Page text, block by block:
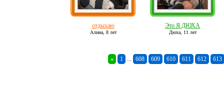
отдыхаю
Алина, 8 лет
Это Я ДЮХА
Дюха, 11 лет
« 1 ... 608 609 610 611 612 613